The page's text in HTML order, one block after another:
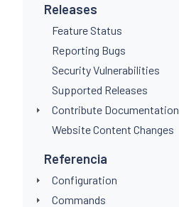
Releases
Feature Status
Reporting Bugs
Security Vulnerabilities
Supported Releases
Contribute Documentation
Website Content Changes
Referencia
Configuration
Commands